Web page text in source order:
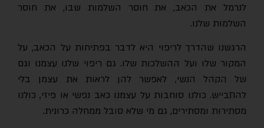
לנרמל את הכאב, את חוסר השלמות שבו, את חוסר
השלמות שלנו.
הרגשנו שהדרך לריפוי היא לדבר בפתיחות על הכאב, על
המקור שלו ועל ההשלכות שלו. גם ריפוי שלנו עצמנו וגם
של הקהל הנשי, לאפשר להן לראות את עצמן בלי
להתבייש. כולנו סוחבות על עצמנו כאב נפשי או פיזי, כולנו
מסתירות ומסתירים, גם מי שלא סובל ממחלה כרונית.